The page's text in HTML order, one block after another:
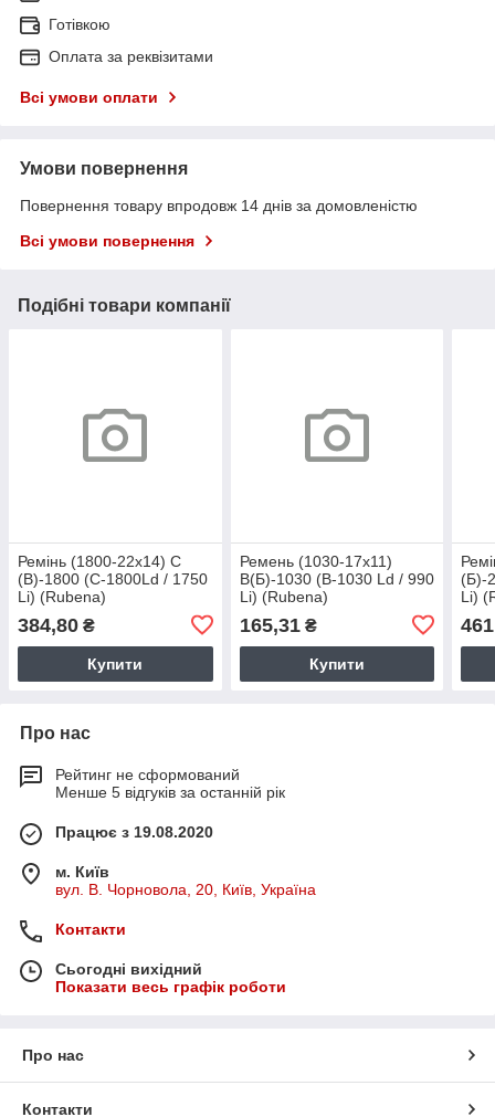
Готівкою
Оплата за реквізитами
Всі умови оплати
Умови повернення
Повернення товару впродовж 14 днів за домовленістю
Всі умови повернення
Подібні товари компанії
Ремінь (1800-22х14) С
(В)-1800 (C-1800Ld / 1750
Li) (Rubena)
384,80 ₴
Купити
Ремень (1030-17х11)
В(Б)-1030 (B-1030 Ld / 990
Li) (Rubena)
165,31₴
Купити
(Б)-
Li)
Про нас
Рейтинг не сформований
Менше 5 відгуків за останній рік
Працює з 19.08.2020
м. Київ
вул. В. Чорновола, 20, Київ, Україна
Контакти
Сьогодні вихідний
Показати весь графік роботи
Про нас
Контакти